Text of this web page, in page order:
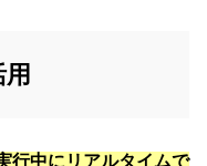
行中にリアルタイムで